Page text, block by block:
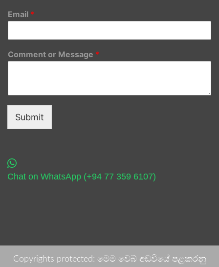
Email *
Comment or Message *
Submit
Chat on WhatsApp (+94 77 359 6107)
Copyrights protected: මෙම වෙබ් අඩවියේ පළකරනු